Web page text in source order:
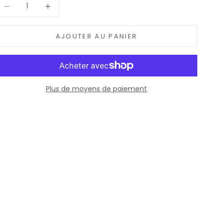
AJOUTER AU PANIER
Plus de moyens de paiement